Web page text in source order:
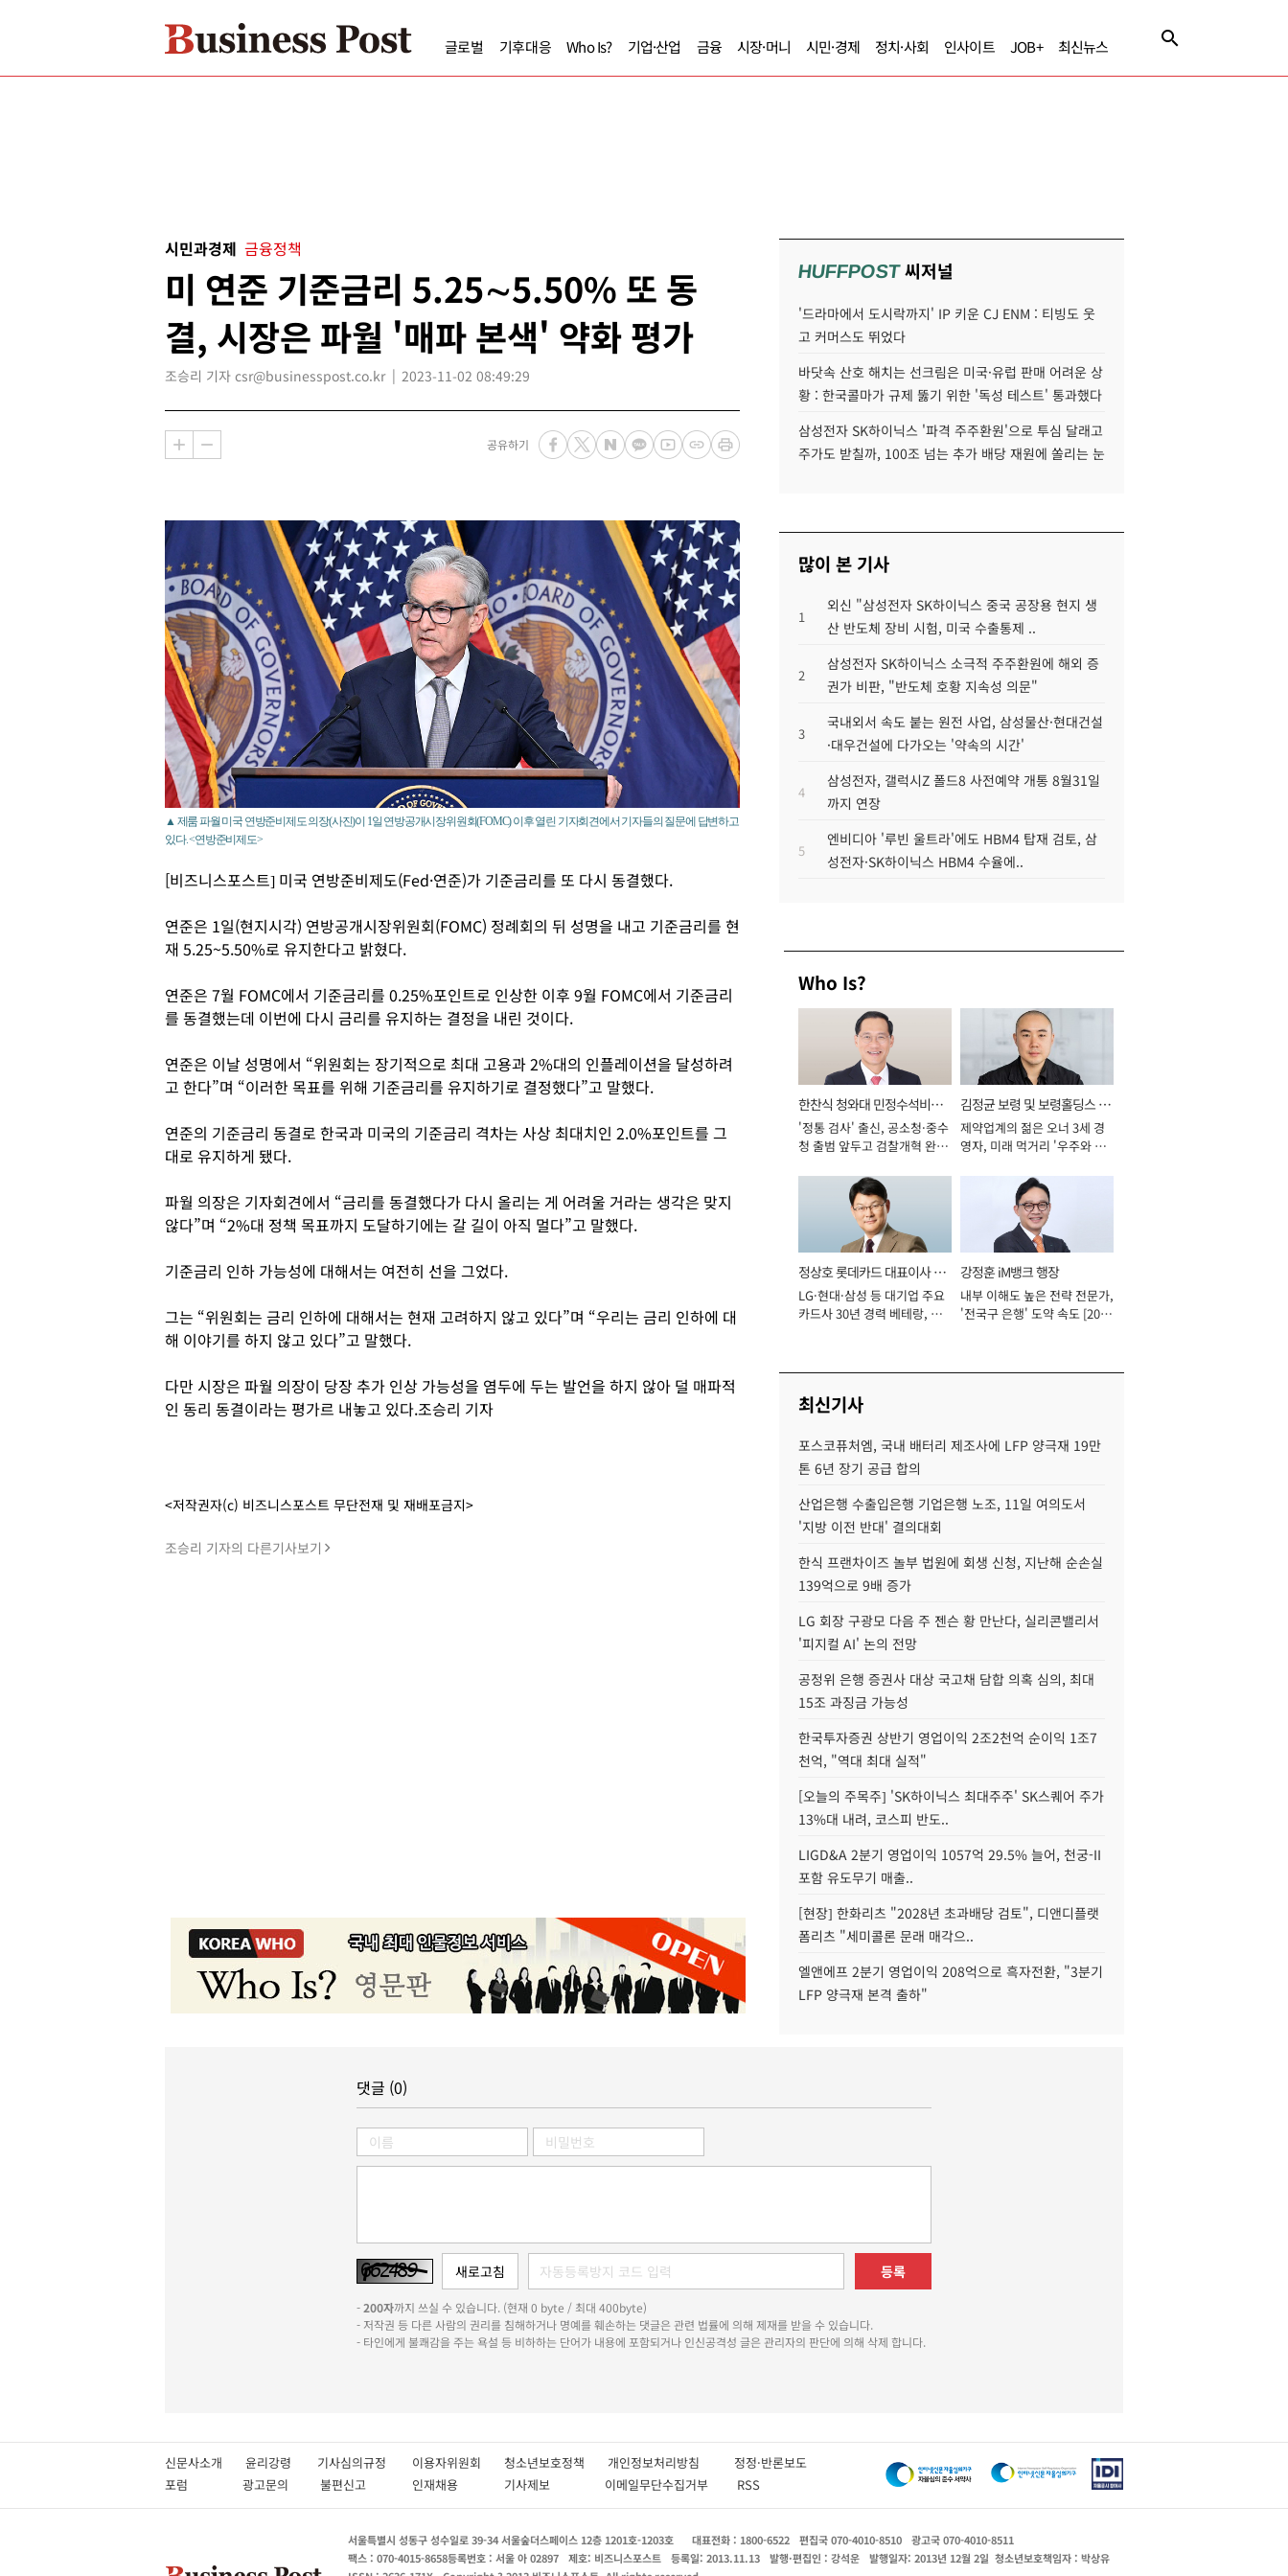
글로벌 기후대응 Who Is? 기업·산업 금융 시장·머니 시민·경제 정치·사회 인사이트 JOB+ 최신뉴스
시민과경제 금융정책
미 연준 기준금리 5.25∼5.50% 또 동
결, 시장은 파월 '매파 본색' 약화 평가
조승리 기자 csr@businesspost.co.kr 2023-11-02 08:49:29
공유하기
▲ 제룸 파월 미국 연방준비제도 의장(사진)이 1일 연방공개시장위원회(FOMC) 이후 열린 기자회견에서 기자들의 질문에 답변하고
있다. <연방준비제도>
[비즈니스포스트] 미국 연방준비제도(Fed·연준)가 기준금리를 또 다시 동결했다.
연준은 1일(현지시각) 연방공개시장위원회(FOMC) 정례회의 뒤 성명을 내고 기준금리를 현
재 5.25~5.50%로 유지한다고 밝혔다.
연준은 7월 FOMC에서 기준금리를 0.25%포인트로 인상한 이후 9월 FOMC에서 기준금리
를 동결했는데 이번에 다시 금리를 유지하는 결정을 내린 것이다.
연준은 이날 성명에서 “위원회는 장기적으로 최대 고용과 2%대의 인플레이션을 달성하려
고 한다”며 “이러한 목표를 위해 기준금리를 유지하기로 결정했다”고 말했다.
연준의 기준금리 동결로 한국과 미국의 기준금리 격차는 사상 최대치인 2.0%포인트를 그
대로 유지하게 됐다.
파월 의장은 기자회견에서 “금리를 동결했다가 다시 올리는 게 어려울 거라는 생각은 맞지
않다”며 “2%대 정책 목표까지 도달하기에는 갈 길이 아직 멀다”고 말했다.
기준금리 인하 가능성에 대해서는 여전히 선을 그었다.
그는 “위원회는 금리 인하에 대해서는 현재 고려하지 않고 있다”며 “우리는 금리 인하에 대
해 이야기를 하지 않고 있다”고 말했다.
다만 시장은 파월 의장이 당장 추가 인상 가능성을 염두에 두는 발언을 하지 않아 덜 매파적
인 동리 동결이라는 평가르 내놓고 있다.조승리 기자
<저작권자(c) 비즈니스포스트 무단전재 및 재배포금지>
조승리 기자의 다른기사보기
HUFFPOST씨저널
'드라마에서 도시락까지' IP 키운 CJ ENM : 티빙도 웃
고 커머스도 뛰었다
바닷속 산호 해치는 선크림은 미국·유럽 판매 어려운 상
황 : 한국콜마가 규제 뚫기 위한 '독성 테스트' 통과했다
삼성전자 SK하이닉스 '파격 주주환원'으로 투심 달래고
주가도 받칠까, 100조 넘는 추가 배당 재원에 쏠리는 눈
많이 본 기사
1
외신 "삼성전자 SK하이닉스 중국 공장용 현지 생
산 반도체 장비 시험, 미국 수출통제 ..
2
삼성전자 SK하이닉스 소극적 주주환원에 해외 증
권가 비판, "반도체 호황 지속성 의문"
3
국내외서 속도 붙는 원전 사업, 삼성물산·현대건설
·대우건설에 다가오는 '약속의 시간'
4
삼성전자, 갤럭시Z 폴드8 사전예약 개통 8월31일
까지 연장
5
엔비디아 '루빈 울트라'에도 HBM4 탑재 검토, 삼
성전자·SK하이닉스 HBM4 수율에..
Who Is?
한찬식 청와대 민정수석비서
관
'정통 검사' 출신, 공소청·중수
청 출범 앞두고 검찰개혁 완수
김정균 보령 및 보령홀딩스 대
표이사 사장
제약업계의 젊은 오너 3세 경
영자, 미래 먹거리 '우주와 헬
정상호 롯데카드 대표이사 사
장
LG·현대·삼성 등 대기업 주요
카드사 30년 경력 베테랑, 신
강정훈 iM뱅크 행장
내부 이해도 높은 전략 전문가,
'전국구 은행' 도약 속도 [2026
최신기사
포스코퓨처엠, 국내 배터리 제조사에 LFP 양극재 19만
톤 6년 장기 공급 합의
산업은행 수출입은행 기업은행 노조, 11일 여의도서
'지방 이전 반대' 결의대회
한식 프랜차이즈 놀부 법원에 회생 신청, 지난해 순손실
139억으로 9배 증가
LG 회장 구광모 다음 주 젠슨 황 만난다, 실리콘밸리서
'피지컬 AI' 논의 전망
공정위 은행 증권사 대상 국고채 담합 의혹 심의, 최대
15조 과징금 가능성
한국투자증권 상반기 영업이익 2조2천억 순이익 1조7
천억, "역대 최대 실적"
[오늘의 주목주] 'SK하이닉스 최대주주' SK스퀘어 주가
13%대 내려, 코스피 반도..
LIGD&A 2분기 영업이익 1057억 29.5% 늘어, 천궁-II
포함 유도무기 매출..
[현장] 한화리츠 "2028년 초과배당 검토", 디앤디플랫
폼리츠 "세미콜론 문래 매각으..
엘앤에프 2분기 영업이익 208억으로 흑자전환, "3분기
LFP 양극재 본격 출하"
댓글 (0)
등록
-200자까지 쓰실 수 있습니다. (현재 0 byte / 최대 400byte)
- 저작권 등 다른 사람의 권리를 침해하거나 명예를 훼손하는 댓글은 관련 법률에 의해 제재를 받을 수 있습니다.
- 타인에게 불쾌감을 주는 욕설 등 비하하는 단어가 내용에 포함되거나 인신공격성 글은 관리자의 판단에 의해 삭제 합니다.
신문사소개 윤리강령 기사심의규정 이용자위원회 청소년보호정책 개인정보처리방침 정정·반론보도
포럼
광고문의 불편신고 인재채용 기사제보 이메일무단수집거부 RSS
서울특별시 성동구 성수일로 39-34 서울숲더스페이스 12층 1201호-1203호 대표전화 : 1800-6522 편집국 070-4010-8510
광고국 070-4010-8511
팩스 : 070-4015-8658등록번호 : 서울 아 02897 제호: 비즈니스포스트 등록일: 2013.11.13 발행·편집인 : 강석운 발행일자: 2013년 12월 2일 청소년보호책임자 : 박상유